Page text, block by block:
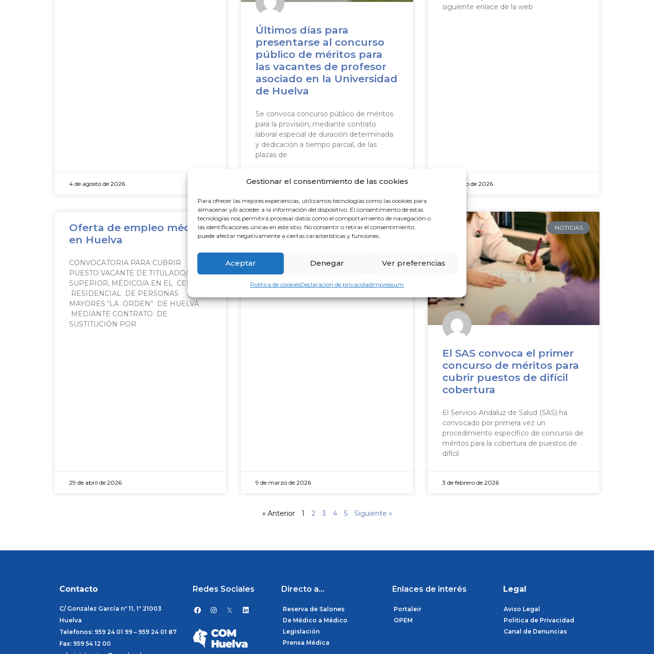
Gestionar el consentimiento de las cookies
Para ofrecer las mejores experiencias, utilizamos tecnologías como las cookies para
almacenar y/o acceder a la información del dispositivo. El consentimiento de estas
tecnologías nos permitirá procesar datos como el comportamiento de navegación o
las identificaciones únicas en este sitio. No consentir o retirar el consentimiento,
puede afectar negativamente a ciertas características y funciones.
Aceptar Denegar Ver preferencias
Política de cookiesDeclaración de privacidadImpressum
4 de agosto de 2026
Últimos días para
presentarse al concurso
público de méritos para
las vacantes de profesor
asociado en la Universidad
de Huelva
Se convoca concurso público de méritos
para la provisión, mediante contrato
laboral especial de duración determinada
y dedicación a tiempo parcial, de las
plazas de
29 de julio de 2026
siguiente enlace de la web
2 de junio de 2026
Oferta de empleo médico
en Huelva
CONVOCATORIA PARA CUBRIR
PUESTO VACANTE DE TITULADO/A
SUPERIOR, MÉDICO/A EN EL CENTRO
RESIDENCIAL DE PERSONAS
MAYORES “LA ORDEN” DE HUELVA
MEDIANTE CONTRATO DE
SUSTITUCIÓN POR
29 de abril de 2026
Oferta de empleo en Isla
Cristina
Se busca médico para trabajar en el
centro de Sanidad Marítima de Isla
Cristina del Instituto Social de la Marina.
9 de marzo de 2026
NOTICIAS
El SAS convoca el primer
concurso de méritos para
cubrir puestos de difícil
cobertura
El Servicio Andaluz de Salud (SAS) ha
convocado por primera vez un
procedimiento específico de concurso de
méritos para la cobertura de puestos de
difícil
3 de febrero de 2026
« Anterior 1 2 3 4 5 Siguiente »
Contacto
C/ Gonzalez García nº 11, 1º 21003
Huelva
Telefonos: 959 24 01 99 – 959 24 01 87
Fax: 959 54 12 00
Redes Sociales
F
a
e
b
o
o
I
n
a
g
r
L
i
d
i
Directo a...
Reserva de Salones
De Médico a Médico
Legislación
Prensa Médica
Enlaces de interés
Portaleir
OPEM
Legal
Aviso Legal
Politica de Privacidad
Canal de Denuncias